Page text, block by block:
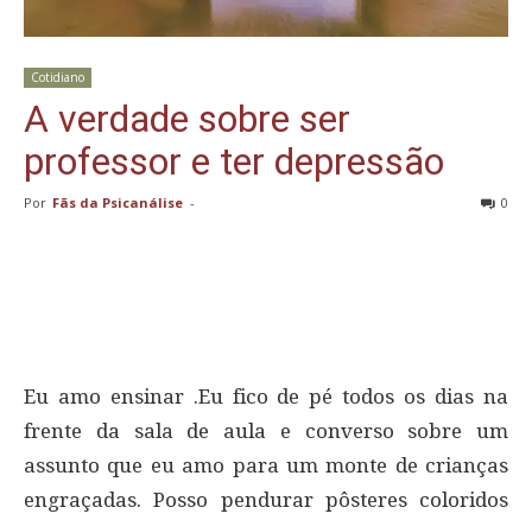
Cotidiano
A verdade sobre ser
professor e ter depressão
Por Fãs da Psicanálise - 0
Eu amo ensinar .Eu fico de pé todos os dias na
frente da sala de aula e converso sobre um
assunto que eu amo para um monte de crianças
engraçadas. Posso pendurar pôsteres coloridos